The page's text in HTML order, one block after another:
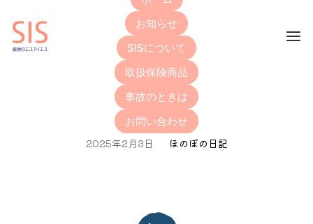
お知らせ
SISについて
取扱保険商品
事故のときは
お問い合わせ
バレンタインデー２０２５
2025年2月3日 ほのぼの日記